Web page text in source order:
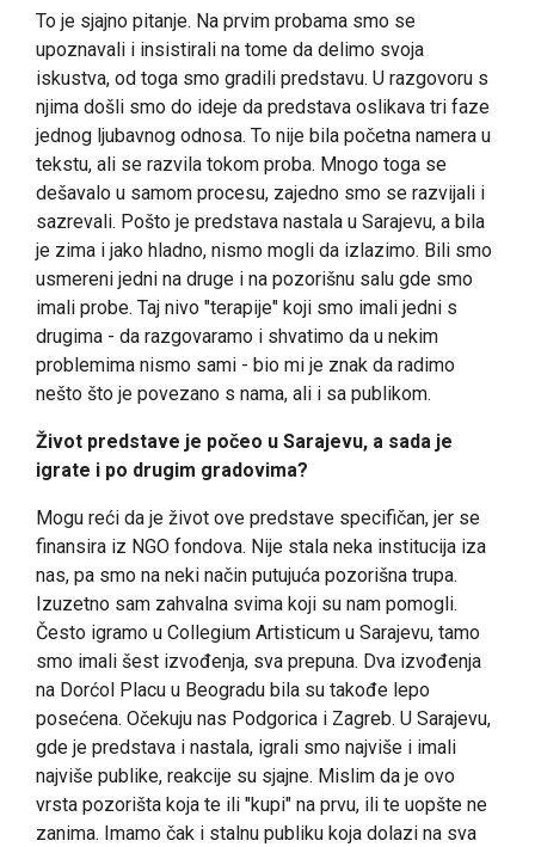
To je sjajno pitanje. Na prvim probama smo se
upoznavali i insistirali na tome da delimo svoja
iskustva, od toga smo gradili predstavu. U razgovoru s
njima došli smo do ideje da predstava oslikava tri faze
jednog ljubavnog odnosa. To nije bila početna namera u
tekstu, ali se razvila tokom proba. Mnogo toga se
dešavalo u samom procesu, zajedno smo se razvijali i
sazrevali. Pošto je predstava nastala u Sarajevu, a bila
je zima i jako hladno, nismo mogli da izlazimo. Bili smo
usmereni jedni na druge i na pozorišnu salu gde smo
imali probe. Taj nivo "terapije" koji smo imali jedni s
drugima - da razgovaramo i shvatimo da u nekim
problemima nismo sami - bio mi je znak da radimo
nešto što je povezano s nama, ali i sa publikom.
Život predstave je počeo u Sarajevu, a sada je
igrate i po drugim gradovima?
Mogu reći da je život ove predstave specifičan, jer se
finansira iz NGO fondova. Nije stala neka institucija iza
nas, pa smo na neki način putujuća pozorišna trupa.
Izuzetno sam zahvalna svima koji su nam pomogli.
Često igramo u Collegium Artisticum u Sarajevu, tamo
smo imali šest izvođenja, sva prepuna. Dva izvođenja
na Dorćol Placu u Beogradu bila su takođe lepo
posećena. Očekuju nas Podgorica i Zagreb. U Sarajevu,
gde je predstava i nastala, igrali smo najviše i imali
najviše publike, reakcije su sjajne. Mislim da je ovo
vrsta pozorišta koja te ili "kupi" na prvu, ili te uopšte ne
zanima. Imamo čak i stalnu publiku koja dolazi na sva